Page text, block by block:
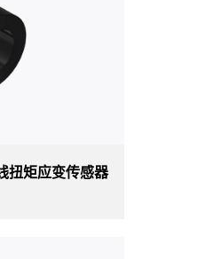
3DM-GX5-
感器（通用封
能集成多星座
、北斗和伽
全校准、温度
齐，以实现高
扭矩应变传感器